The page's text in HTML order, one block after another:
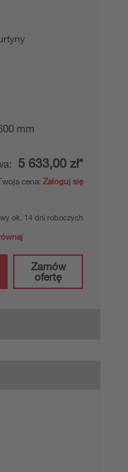
mm
5 633,00 zł*
cena: Zaloguj się
ok. 14 dni roboczych
Zamów
ofertę